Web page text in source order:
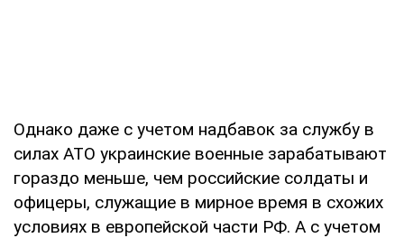
Однако даже с учетом надбавок за службу в
силах АТО украинские военные зарабатывают
гораздо меньше, чем российские солдаты и
офицеры, служащие в мирное время в схожих
условиях в европейской части РФ. А с учетом